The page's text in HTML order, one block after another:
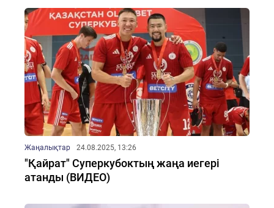
Жаңалықтар 24.08.2025, 13:26
"Қайрат" Суперкубоктың жаңа иегері
атанды (ВИДЕО)